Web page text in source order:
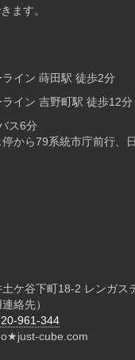
ます。
イン 蒔田駅 徒歩2分
イン 吉野町駅 徒歩12分
ス6分
停から79系統市庁前行、
ケ谷下町18-2 レンガス
絡先）
961-344
cube.com